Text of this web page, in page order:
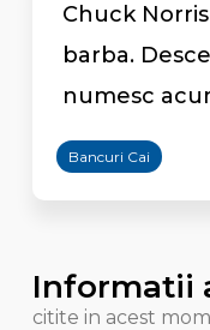
Chuck
barba.
numesc
Bancuri Cai
Informatii
citite in acest